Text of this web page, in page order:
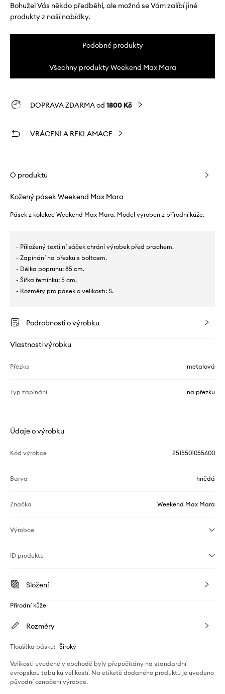
Bohužel Vás někdo předběhl, ale možná se Vám zalíbí jiné
produkty z naší nabídky.
Podobné produkty
Všechny produkty Weekend Max Mara
DOPRAVA ZDARMA od 1800 Kč
VRÁCENÍ A REKLAMACE
O produktu
Kožený pásek Weekend Max Mara
Pásek z kolekce Weekend Max Mara. Model vyroben z přírodní kůže.
- Přiložený textilní sáček chrání výrobek před prachem.
- Zapínání na přezku s boltcem.
- Délka popruhu: 85 cm.
- Šířka řemínku: 5 cm.
- Rozměry pro pásek o velikosti: S.
Podrobnosti o výrobku
Vlastnosti výrobku
Přezka metalová
Typ zapínání na přezku
Údaje o výrobku
Kód výrobce 2515501055600
Barva hnědá
Značka Weekend Max Mara
Výrobce
ID produktu
Složení
Přírodní kůže
Rozměry
Tloušťka pásku: Široký
Velikosti uvedené v obchodě byly přepočítány na standardní
evropskou tabulku velikostí. Na etiketě dodaného produktu je uvedeno
původní označení výrobce.